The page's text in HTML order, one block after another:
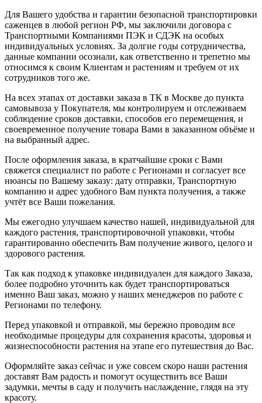
Для Вашего удобства и гарантии безопасной транспортировки
саженцев в любой регион РФ, мы заключили договора с
Транспортными Компаниями ПЭК и СДЭК на особых
индивидуальных условиях. За долгие годы сотрудничества,
данные компании осознали, как ответственно и трепетно мы
относимся к своим Клиентам и растениям и требуем от их
сотрудников того же.
На всех этапах от доставки заказа в ТК в Москве до пункта
самовывоза у Покупателя, мы контролируем и отслеживаем
соблюдение сроков доставки, способов его перемещения, и
своевременное получение товара Вами в заказанном объёме и
на выбранный адрес.
После оформления заказа, в кратчайшие сроки с Вами
свяжется специалист по работе с Регионами и согласует все
нюансы по Вашему заказу: дату отправки, Транспортную
компанию и адрес удобного Вам пункта получения, а также
учтёт все Ваши пожелания.
Мы ежегодно улучшаем качество нашей, индивидуальной для
каждого растения, транспортировочной упаковки, чтобы
гарантированно обеспечить Вам получение живого, целого и
здорового растения.
Так как подход к упаковке индивидуален для каждого Заказа,
более подробно уточнить как будет транспортироваться
именно Ваш заказ, можно у наших менеджеров по работе с
Регионами по телефону.
Перед упаковкой и отправкой, мы бережно проводим все
необходимые процедуры для сохранения красоты, здоровья и
жизнеспособности растения на этапе его путешествия до Вас.
Оформляйте заказ сейчас и уже совсем скоро наши растения
доставят Вам радость и помогут осуществить все Ваши
задумки, мечты в саду и получить наслаждение, глядя на эту
красоту.